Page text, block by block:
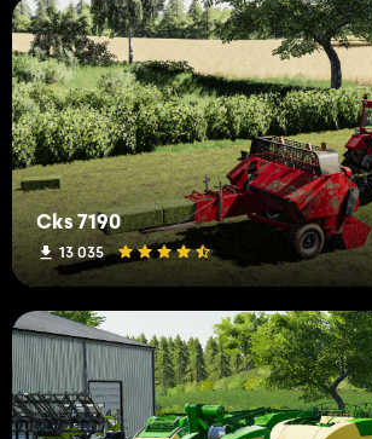
Cks 7190
13 035